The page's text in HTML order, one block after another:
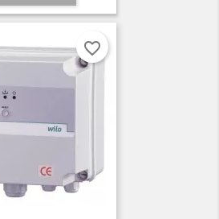
favorite_border